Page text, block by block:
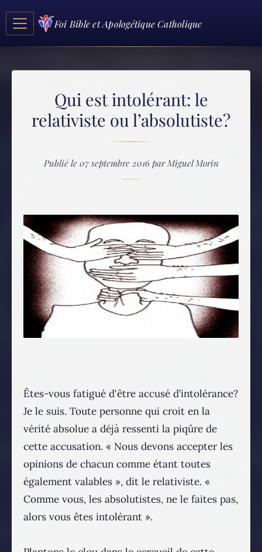
Foi Bible et Apologétique Catholique
Qui est intolérant: le
relativiste ou l’absolutiste?
Publié le 07 septembre 2016 par Miguel Morin
Êtes-vous fatigué d'être accusé d’intolérance?
Je le suis. Toute personne qui croit en la
vérité absolue a déjà ressenti la piqûre de
cette accusation. « Nous devons accepter les
opinions de chacun comme étant toutes
également valables », dit le relativiste. «
Comme vous, les absolutistes, ne le faites pas,
alors vous êtes intolérant ».